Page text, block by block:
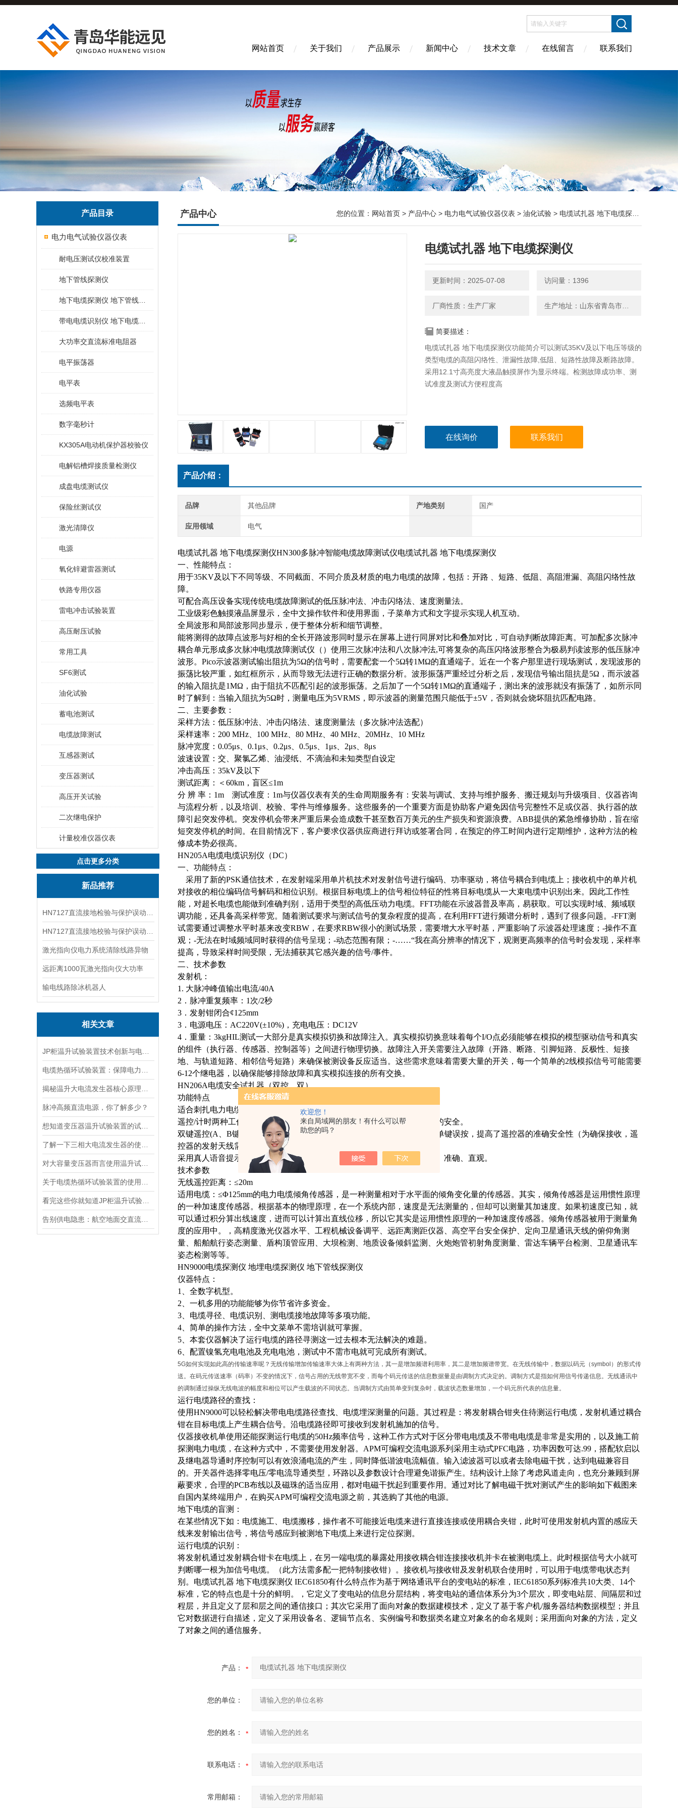
欢迎您！
来自局域网的朋友！有什么可以帮
助您的吗？
网站首页 关于我们 产品展示 新闻中心 技术文章 在线留言 联系我们
产品目录
电力电气试验仪器仪表
耐电压测试仪校准装置
地下管线探测仪
大功率交直流标准电阻器
电平振荡器
电平表
选频电平表
数字毫秒计
KX305A电动机保护器校验仪
电解铝槽焊接质量检测仪
成盘电缆测试仪
保险丝测试仪
激光清障仪
电源
氧化锌避雷器测试
铁路专用仪器
雷电冲击试验装置
高压耐压试验
常用工具
SF6测试
油化试验
蓄电池测试
电缆故障测试
互感器测试
变压器测试
高压开关试验
二次继电保护
计量校准仪器仪表
点击更多分类
新品推荐
激光指向仪电力系统清除线路异物
远距离1000瓦激光指向仪大功率
输电线路除冰机器人
相关文章
脉冲高频直流电源，你了解多少？
产品中心 您的位置： 网站首页 > 产品中心 > 电力电气试验仪器仪表 > 油化试验 > 电缆试扎器 地下电缆探测仪
电缆试扎器 地下电缆探测仪
更新时间：2025-07-08 访问量：1396
厂商性质：生产厂家
简要描述：
电缆试扎器 地下电缆探测仪功能简介可以测试35KV及以下电压等级的
类型电缆的高阻闪络性、泄漏性故障,低阻、短路性故障及断路故障。
采用12.1寸高亮度大液晶触摸屏作为显示终端。检测故障成功率、测
试准度及测试方便程度高
在线询价 联系我们
产品介绍：
品牌 其他品牌 产地类别 国产
应用领域 电气
电缆试扎器 地下电缆探测仪HN300多脉冲智能电缆故障测试仪电缆试扎器 地下电缆探测仪
一、性能特点：
用于35KV及以下不同等级、不同截面、不同介质及材质的电力电缆的故障，包括：开路 、短路、低阻、高阻泄漏、高阻闪络性故
障。
可配合高压设备实现传统电缆故障测试的低压脉冲法、冲击闪络法、速度测量法。
工业级彩色触摸液晶屏显示，全中文操作软件和使用界面，子菜单方式和文字提示实现人机互动。
全局波形和局部波形同步显示，便于整体分析和细节调整。
能将测得的故障点波形与好相的全长开路波形同时显示在屏幕上进行同屏对比和叠加对比，可自动判断故障距离。 可加配多次脉冲
耦合单元形成多次脉冲电缆故障测试仪（）使用三次脉冲法和八次脉冲法,可将复杂的高压闪络波形整合为极易判读波形的低压脉冲
波形。Pico示波器测试输出阻抗为5Ω的信号时，需要配套一个5Ω转1MΩ的直通端子。近在一个客户那里进行现场测试，发现波形的
振荡比较严重，如红框所示，从而导致无法进行正确的数据分析。波形振荡严重经过分析之后，发现信号输出阻抗是5Ω，而示波器
的输入阻抗是1MΩ，由于阻抗不匹配引起的波形振荡。之后加了一个5Ω转1MΩ的直通端子，测出来的波形就没有振荡了，如所示同
时了解到：当输入阻抗为5Ω时，测量电压为5VRMS，即示波器的测量范围只能低于±5V，否则就会烧坏阻抗匹配电路。
二、主要参数：
采样方法：低压脉冲法、冲击闪络法、速度测量法（多次脉冲法选配）
采样速率： 200 MHz 100 MHz 80 MHz 40 MHz 20MHz
10 MHz
脉冲宽度： 0.05μs 0.1 μs 0.2μs 0.5μs 1 μs 2μs 8μs
波速设置：交、聚氯乙烯、油浸纸、不滴油和未知类型自设定
冲击高压： 35kV及以下
测试距离：＜ 60km ，盲区≤1m
分 辨 率： 1m 测试准度： 1m与仪器仪表有关的生命周期服务有：安装与调试、支持与维护服务、搬迁规划与升级项目、仪器咨询
与流程分析，以及培训、校验、零件与维修服务。这些服务的一个重要方面是协助客户避免因信号完整性不足或仪器、执行器的故
障引起突发停机。突发停机会带来严重后果会造成数千甚至数百万美元的生产损失和资源浪费。ABB提供的紧急维修协助，旨在缩
短突发停机的时间。在目前情况下，客户要求仪器供应商进行拜访或签署合同，在预定的停工时间内进行定期维护，这种方法的检
修成本势必很高。
HN205A电缆电缆识别仪（DC）
一、功能特点：
采用了新的PSK通信技术，在发射端采用单片机技术对发射信号进行编码、功率驱动，将信号耦合到电缆上；接收机中的单片机
对接收的相位编码信号解码和相位识别。根据目标电缆上的信号相位特征的性将目标电缆从一大束电缆中识别出来。因此工作性
能，对超长电缆也能做到准确判别，适用于类型的高低压动力电缆。FFT功能在示波器普及率高，易获取。可以实现时域、频域联
调功能，还具备高采样带宽。随着测试要求与测试信号的复杂程度的提高，在利用FFT进行频谱分析时，遇到了很多问题。-FFT测
试需要通过调整水平时基来改变RBW，在要求RBW很小的测试场景，需要增大水平时基，严重影响了示波器处理速度；-操作不直
观；-无法在时域频域同时获得的信号呈现；-动态范围有限；-……“我在高分辨率的情况下，观测更高频率的信号时会发现，采样率
提高，导致采样时间受限，无法捕获其它感兴趣的信号/事件。
二、技术参数
发射机：
1. 大脉冲峰值输出电流/40A
2．脉冲重复频率：1次/2秒
3．发射钳闭合¢125mm
3．电源电压：AC220V(±10%)，充电电压：DC12V
4．重量：3kgHIL测试一大部分是真实模拟切换和故障注入。真实模拟切换意味着每个I/O点必须能够在模拟的模型驱动信号和真实
的组件（执行器、传感器、控制器等）之间进行物理切换。故障注入开关需要注入故障（开路、断路、引脚短路、反极性、短接
地、与轨道短路、相邻信号短路）来确保被测设备反应适当。这些需求意味着需要大量的开关，每一个简单的2线模拟信号可能需要
6-12个继电器，以确保能够排除故障和真实模拟连接的所有交换。
HN206A电缆安全试扎器（双控、双）
功能特点
适合刺扎电力电缆，刺扎安
遥控/计时两种工作模式，并采用双键确认进入工作模式，确保操作人 员的安全。
双键遥控(A、B键同时按下)，操作时必须同时按下两个键才能遥控击发，单键误按，提高了遥控器的准确安全性（为确保接收，遥
控器的发射天线需拉出）。
采用真人语音提示与彩色液晶显示同步功能，在提示下操作，使用更安全、准确、直观。
技术参数
无线遥控距离： ≤20m
适用电缆： ≤Φ125mm的电力电缆倾角传感器，是一种测量相对于水平面的倾角变化量的传感器。其实，倾角传感器是运用惯性原理
的一种加速度传感器。根据基本的物理原理，在一个系统内部，速度是无法测量的，但却可以测量其加速度。如果初速度已知，就
可以通过积分算出线速度，进而可以计算出直线位移，所以它其实是运用惯性原理的一种加速度传感器。倾角传感器被用于测量角
度的应用中。，高精度激光仪器水平、工程机械设备调平、远距离测距仪器、高空平台安全保护、定向卫星通讯天线的俯仰角测
量、船舶航行姿态测量、盾构顶管应用、大坝检测、地质设备倾斜监测、火炮炮管初射角度测量、雷达车辆平台检测、卫星通讯车
姿态检测等等。
HN9000电缆探测仪 地埋电缆探测仪 地下管线探测仪
仪器特点：
1、全数字机型。
2、一机多用的功能能够为你节省许多资金。
3、电缆寻径、电缆识别、测电缆接地故障等多项功能。
4、简单的操作方法，全中文菜单不需培训就可掌握。
5、本套仪器解决了运行电缆的路径寻测这一过去根本无法解决的难题。
6、配置镍氢充电电池及充电电池，测试中不需市电就可完成所有测试。
5G如何实现如此高的传输速率呢？无线传输增加传输速率大体上有两种方法，其一是增加频谱利用率，其二是增加频谱带宽。在无线传输中，数据以码元（symbol）的形式传
送。在码元传送速率（码率）不变的情况下，信号占用的无线带宽不变，而每个码元传送的信息数据量是由调制方式决定的。调制方式是指如何用信号传递信息。无线通讯中
的调制通过操纵无线电波的幅度和相位可以产生载波的不同状态。当调制方式由简单变到复杂时，载波状态数量增加，一个码元所代表的信息量。
运行电缆路径的查找：
使用HN9000可以轻松解决带电电缆路径查找、电缆埋深测量的问题。其过程是：将发射耦合钳夹住待测运行电缆，发射机通过耦合
钳在目标电缆上产生耦合信号。沿电缆路径即可接收到发射机施加的信号。
仪器接收机单使用还能探测运行电缆的50Hz频率信号，这种工作方式对于区分带电电缆及不带电电缆是非常是实用的，以及施工前
探测电力电缆，在这种方式中，不需要使用发射器。APM可编程交流电源系列采用主动式PFC电路，功率因数可达.99，搭配软启以
及继电器导通时序控制可以有效浪涌电流的产生，同时降低谐波电流幅值。输入滤波器可以或者去除电磁干扰，达到电磁兼容目
的。开关器件选择零电压/零电流导通类型，环路以及参数设计合理避免谐振产生。结构设计上除了考虑风道走向，也充分兼顾到屏
蔽要求，合理的PCB布线以及磁珠的适当应用，都对电磁干扰起到重要作用。通过对比了解电磁干扰对测试产生的影响如下截图来
自国内某终端用户，在购买APM可编程交流电源之前，其选购了其他的电源。
地下电缆的盲测：
在某些情况下如：电缆施工、电缆搬移，操作者不可能接近电缆来进行直接连接或使用耦合夹钳，此时可使用发射机内置的感应天
线来发射输出信号，将信号感应到被测地下电缆上来进行定位探测。
运行电缆的识别：
将发射机通过发射耦合钳卡在电缆上，在另一端电缆的暴露处用接收耦合钳连接接收机并卡在被测电缆上。此时根据信号大小就可
判断哪一根为加信号电缆。（此方法需多配一把特制接收钳）。接收机与接收钳及发射机联合使用时，可以用于电缆带电状态判
别。电缆试扎器 地下电缆探测仪 IEC61850有什么特点作为基于网络通讯平台的变电站的标准，IEC61850系列标准共10大类、14个
标准，它的特点也是十分的鲜明。，它定义了变电站的信息分层结构，将变电站的通信体系分为3个层次，即变电站层、间隔层和过
程层，并且定义了层和层之间的通信接口；其次它采用了面向对象的数据建模技术，定义了基于客户机/服务器结构数据模型；并且
它对数据进行自描述，定义了采用设备名、逻辑节点名、实例编号和数据类名建立对象名的命名规则；采用面向对象的方法，定义
了对象之间的通信服务。
产品：
您的单位：
您的姓名：
联系电话：
常用邮箱：